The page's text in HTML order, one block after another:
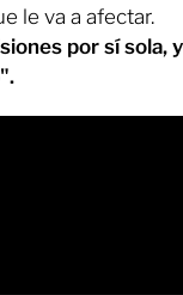
le va a afectar.
por sí sola, y